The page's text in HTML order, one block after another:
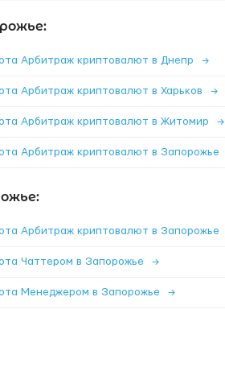
Арбитраж криптовалют в Днепр →
Арбитраж криптовалют в Харьков →
Арбитраж криптовалют в Житомир →
Арбитраж криптовалют в Запорожье
Арбитраж криптовалют в Запорожье
Чаттером в Запорожье →
Менеджером в Запорожье →